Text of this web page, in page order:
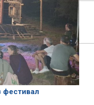
values
Done
фестивал